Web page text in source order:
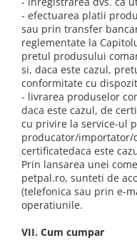
- efectuarea platii
sau prin transfer
reglementate la
pretul produsului
si, daca este cazul,
conformitate cu
- livrarea produselor
daca este cazul, de
cu privire la service-ul
producator/
certificatedaca este
Prin lansarea unei
petpal.ro, sunteti de
(telefonica sau prin e-
operatiunile.
VII. Cum cumpar